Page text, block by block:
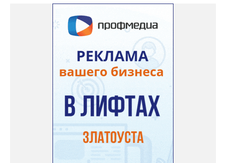
однажды реанимация не смогла добраться до больного.
Жители писали в администрацию города и другие инстанции,
пытались ремонтировать дорогу своими силами – всё тщетно»,
– рассказали в ОНФ. Общественники подчеркнули: именно
они добились, чтобы участок разровняли и отсыпали. Для
этого потребовалось обратиться в мэрию Златоуста.